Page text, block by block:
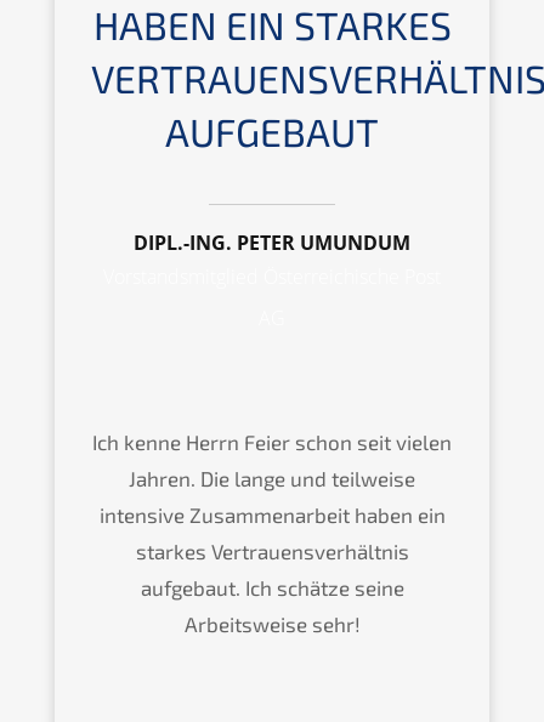
HABEN EIN STARKES
AUFGEBAUT
DIPL.-ING. PETER UMUNDUM
Ich kenne Herrn Feier schon seit vielen
Jahren. Die lange und teilweise
intensive Zusammenarbeit haben ein
starkes Vertrauensverhältnis
aufgebaut. Ich schätze seine
Arbeitsweise sehr!